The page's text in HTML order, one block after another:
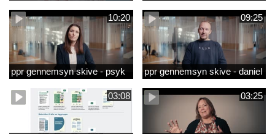
10:20
ppr gennemsyn skive - psyk
09:25
ppr gennemsyn skive - daniel
03:08 03:25